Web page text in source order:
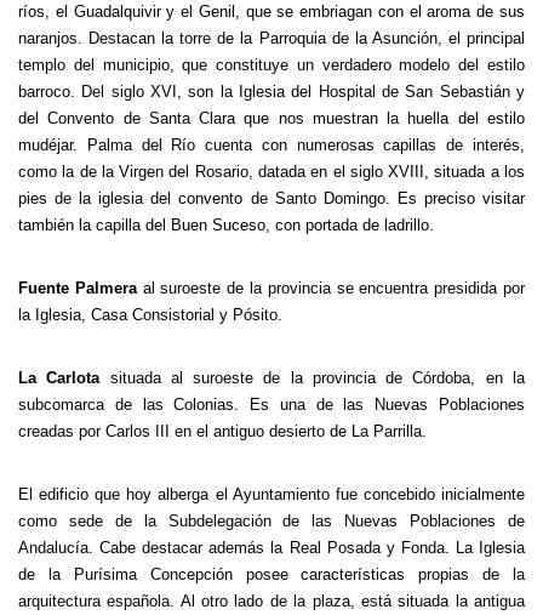
ríos, el Guadalquivir y el Genil, que se embriagan con el aroma de sus
naranjos. Destacan la torre de la Parroquia de la Asunción, el principal
templo del municipio, que constituye un verdadero modelo del estilo
barroco. Del siglo XVI, son la Iglesia del Hospital de San Sebastián y
del Convento de Santa Clara que nos muestran la huella del estilo
mudéjar. Palma del Río cuenta con numerosas capillas de interés,
como la de la Virgen del Rosario, datada en el siglo XVIII, situada a los
pies de la iglesia del convento de Santo Domingo. Es preciso visitar
también la capilla del Buen Suceso, con portada de ladrillo.
Fuente Palmeraal suroeste de la provincia se encuentra presidida por
la Iglesia, Casa Consistorial y Pósito.
La Carlotasituada al suroeste de la provincia de Córdoba, en la
subcomarca de las Colonias. Es una de las Nuevas Poblaciones
creadas por Carlos III en el antiguo desierto de La Parrilla.
El edificio que hoy alberga el Ayuntamiento fue concebido inicialmente
como sede de la Subdelegación de las Nuevas Poblaciones de
Andalucía. Cabe destacar además la Real Posada y Fonda. La Iglesia
de la Purísima Concepción posee características propias de la
arquitectura española. Al otro lado de la plaza, está situada la antigua